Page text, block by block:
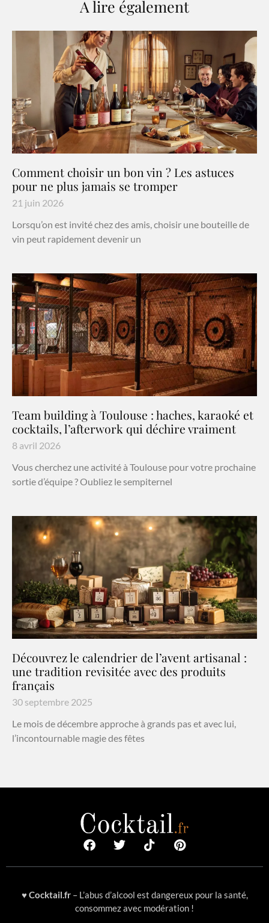
A lire également
Comment choisir un bon vin ? Les astuces
pour ne plus jamais se tromper
21 juin 2026
Lorsqu’on est invité chez des amis, choisir une bouteille de
vin peut rapidement devenir un
Team building à Toulouse : haches, karaoké et
cocktails, l’afterwork qui déchire vraiment
8 avril 2026
Vous cherchez une activité à Toulouse pour votre prochaine
sortie d’équipe ? Oubliez le sempiternel
Découvrez le calendrier de l’avent artisanal :
une tradition revisitée avec des produits
français
30 septembre 2025
Le mois de décembre approche à grands pas et avec lui,
l’incontournable magie des fêtes
♥ Cocktail.fr– L’abus d’alcool est dangereux pour la santé,
consommez avec modération !